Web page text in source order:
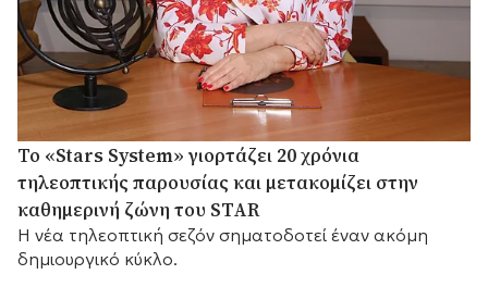
Το «Stars System» γιορτάζει 20 χρόνια
τηλεοπτικής παρουσίας και μετακομίζει στην
καθημερινή ζώνη του STAR
Η νέα τηλεοπτική σεζόν σηματοδοτεί έναν ακόμη
δημιουργικό κύκλο.